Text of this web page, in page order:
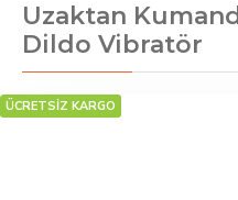
Uzaktan
Dildo Vibratör
ÜCRETSİZ KARGO